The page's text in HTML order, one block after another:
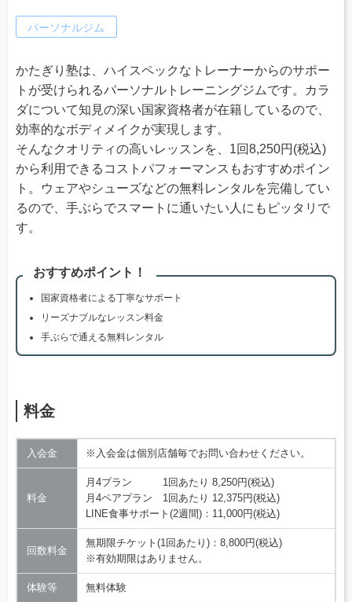
パーソナルジム
かたぎり塾は、ハイスペックなトレーナーからのサポー
トが受けられるパーソナルトレーニングジムです。カラ
ダについて知見の深い国家資格者が在籍しているので、
効率的なボディメイクが実現します。
そんなクオリティの高いレッスンを、1回8,250円(税込)
から利用できるコストパフォーマンスもおすすめポイン
ト。ウェアやシューズなどの無料レンタルを完備してい
るので、手ぶらでスマートに通いたい人にもピッタリで
す。
おすすめポイント！
国家資格者による丁寧なサポート
リーズナブルなレッスン料金
手ぶらで通える無料レンタル
料金
入会金 ※入会金は個別店舗毎でお問い合わせください。
料金
月4プラン 1回あたり 8,250円(税込)
月4ペアプラン 1回あたり 12,375円(税込)
LINE食事サポート(2週間)：11,000円(税込)
回数料金
無期限チケット(1回あたり)：8,800円(税込)
※有効期限はありません。
体験等 無料体験